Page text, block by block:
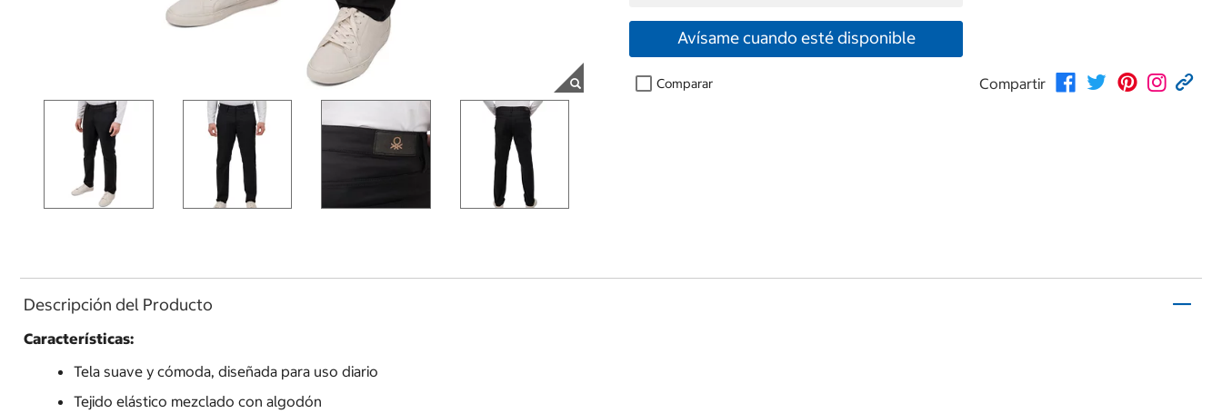
Avísame cuando esté disponible
Comparar Compartir
Descripción del Producto
Características:
Tela suave y cómoda, diseñada para uso diario
Tejido elástico mezclado con algodón